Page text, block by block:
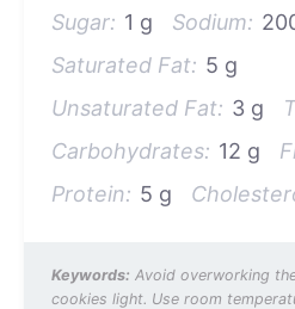
Sugar: 1 g Sodium:
Saturated Fat: 5 g
Unsaturated Fat: 3 g
Carbohydrates: 12 g
Protein: 5 g
Keywords: Avoid overworking
cookies light. Use room